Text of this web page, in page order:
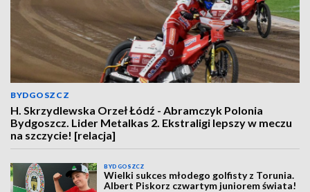
BYDGOSZCZ
H. Skrzydlewska Orzeł Łódź - Abramczyk Polonia
Bydgoszcz. Lider Metalkas 2. Ekstraligi lepszy w meczu
na szczycie! [relacja]
BYDGOSZCZ
Wielki sukces młodego golfisty z Torunia.
Albert Piskorz czwartym juniorem świata!